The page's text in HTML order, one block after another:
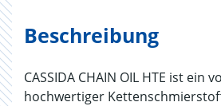
Beschreibung
CASSIDA CHAIN OIL HTE ist ein
hochwertiger